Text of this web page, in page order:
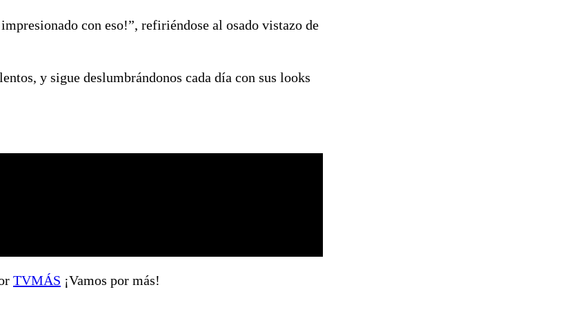
con eso!”, refiriéndose al osado vistazo de
y sigue deslumbrándonos cada día con sus looks
TVMÁS ¡Vamos por más!